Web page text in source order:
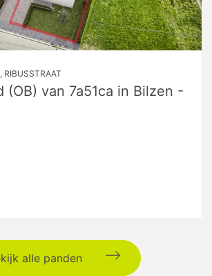
RIBUSSTRAAT
(OB) van 7a51ca in Bilzen -
alle panden